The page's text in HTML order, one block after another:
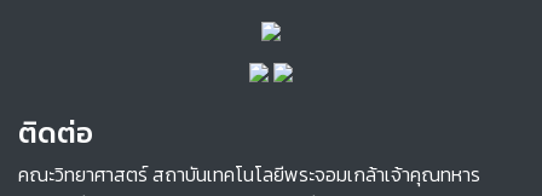
ติดต่อ
คณะวิทยาศาสตร์ สถาบันเทคโนโลยีพระจอมเกล้าเจ้าคุณทหาร